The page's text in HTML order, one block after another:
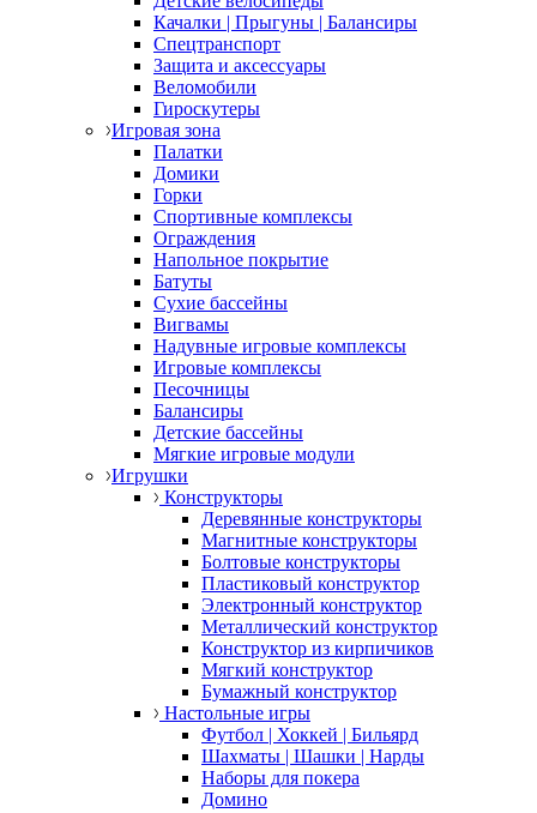
Качалки | Прыгуны | Балансиры
Спецтранспорт
Защита и аксессуары
Веломобили
Гироскутеры
Игровая зона
Палатки
Домики
Горки
Спортивные комплексы
Ограждения
Напольное покрытие
Батуты
Сухие бассейны
Вигвамы
Надувные игровые комплексы
Игровые комплексы
Песочницы
Балансиры
Детские бассейны
Мягкие игровые модули
Игрушки
Конструкторы
Деревянные конструкторы
Магнитные конструкторы
Болтовые конструкторы
Пластиковый конструктор
Электронный конструктор
Металлический конструктор
Конструктор из кирпичиков
Мягкий конструктор
Бумажный конструктор
Настольные игры
Футбол | Хоккей | Бильярд
Шахматы | Шашки | Нарды
Наборы для покера
Домино